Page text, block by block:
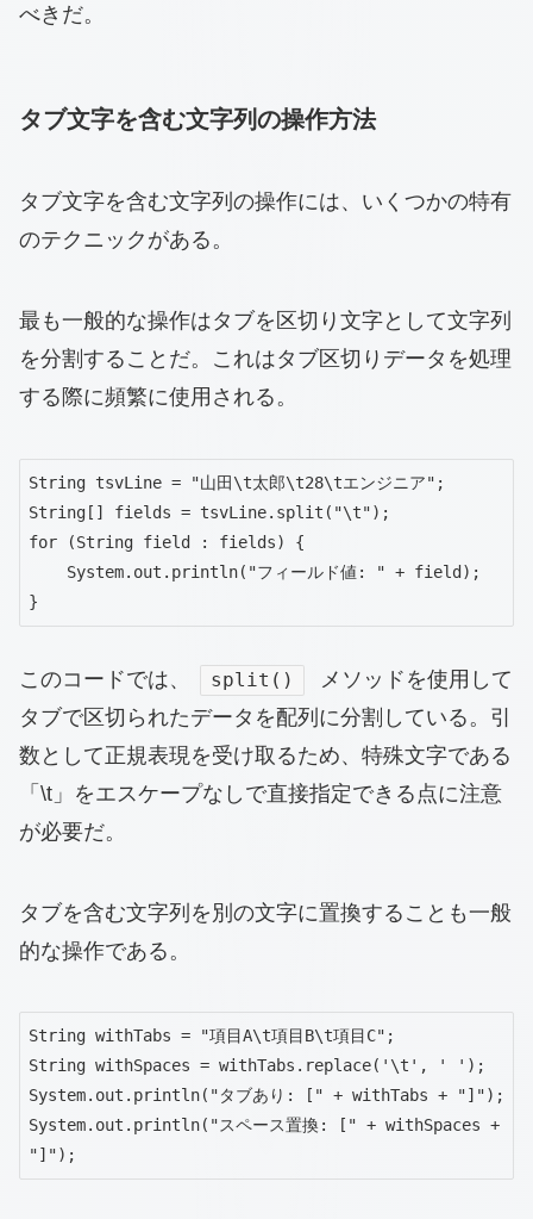
べきだ。
タブ文字を含む文字列の操作方法
タブ文字を含む文字列の操作には、いくつかの特有
のテクニックがある。
最も一般的な操作はタブを区切り文字として文字列
を分割することだ。これはタブ区切りデータを処理
する際に頻繁に使用される。
String tsvLine = "山田\t太郎\t28\tエンジニア";
String[] fields = tsvLine.split("\t");
for (String field : fields) {
}
このコードでは、 split()
メソッドを使用して
タブで区切られたデータを配列に分割している。引
数として正規表現を受け取るため、特殊文字である
「\t」をエスケープなしで直接指定できる点に注意
が必要だ。
タブを含む文字列を別の文字に置換することも一般
的な操作である。
String withTabs = "項目A\t項目B\t項目C";
String withSpaces = withTabs.replace('\t', ' ');
System.out.println("タブあり: [" + withTabs + "]");
System.out.println("スペース置換: [" + withSpaces +
"]");